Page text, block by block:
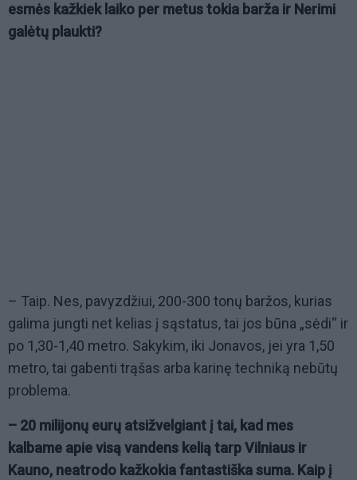
esmės kažkiek laiko per metus tokia barža ir Nerimi
galėtų plaukti?
– Taip. Nes, pavyzdžiui, 200-300 tonų baržos, kurias
galima jungti net kelias į sąstatus, tai jos būna „sėdi“ ir
po 1,30-1,40 metro. Sakykim, iki Jonavos, jei yra 1,50
metro, tai gabenti trąšas arba karinę techniką nebūtų
problema.
– 20 milijonų eurų atsižvelgiant į tai, kad mes
kalbame apie visą vandens kelią tarp Vilniaus ir
Kauno, neatrodo kažkokia fantastiška suma. Kaip į